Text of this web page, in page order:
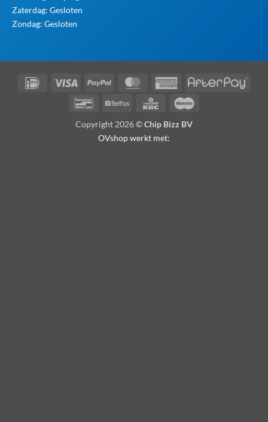
Zaterdag: Gesloten
Zondag: Gesloten
IDeal Visa PayPal MasterCardAmerican
Express
BancontactBelfius KBC
Copyright 2026 ©Chip Bizz BV
OVshop werkt met: